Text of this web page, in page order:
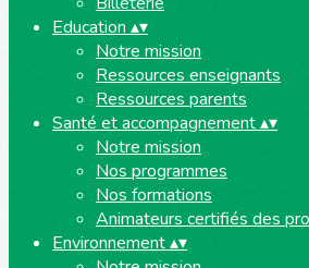
Education ▴▾
Notre mission
Ressources enseignants
Ressources parents
Santé et accompagnement▴▾
Notre mission
Nos programmes
Nos formations
Animateurs certifiés des
Environnement▴▾